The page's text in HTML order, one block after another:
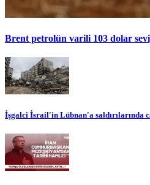
Brent petrolün varili 103 dolar
İşgalci İsrail'in Lübnan'a saldırılarında